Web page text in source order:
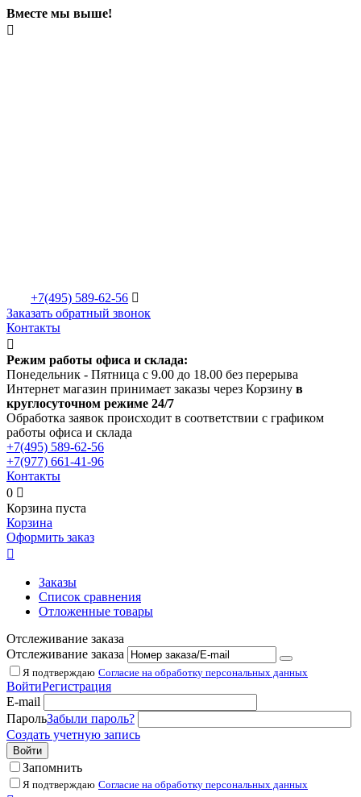
Вместе мы выше!

+7(495) 589-62-56 
Заказать обратный звонок
Контакты

Режим работы офиса и склада:
Понедельник - Пятница с 9.00 до 18.00 без перерыва
Интернет магазин принимает заказы через Корзину в
круглосуточном режиме 24/7
Обработка заявок происходит в соответствии с графиком
работы офиса и склада
+7(495) 589-62-56
+7(977) 661-41-96
Контакты
0 
Корзина пуста
Корзина
Оформить заказ

Заказы
Список сравнения
Отложенные товары
Отслеживание заказа
Отслеживание заказа
Я подтверждаю Согласие на обработку персональных данных
ВойтиРегистрация
E-mail
ПарольЗабыли пароль?
Создать учетную запись
Войти
Запомнить
Я подтверждаю Согласие на обработку персональных данных